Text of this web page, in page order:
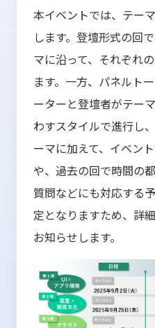
本イベントでは、テー
します。登壇形式の回
マに沿って、それぞれ
ます。一方、パネルト
ーターと登壇者がテー
わすスタイルで進行し
ーマに加えて、イベン
や、過去の回で時間の
質問などにも対応する
定となりますため、詳
お知らせします。